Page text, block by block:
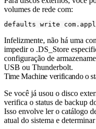
volumes de rede com:
defaults write
Infelizmente, não há uma
impedir o .DS_Store
configuração de
USB ou Thunderbolt.
Time Machine verificando o
Se você já usou o disco
verifica o status de backup
Isso envolve ler o catálogo
atual do sistema e